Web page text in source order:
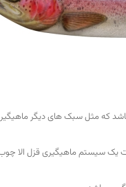
که مثل سبک های دیگر
یک سیستم ماهیگیری قزل الا